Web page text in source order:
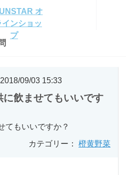
09/03 15:33
に飲ませてもいいです
てもいいですか？
カテゴリー：
橙黄野菜